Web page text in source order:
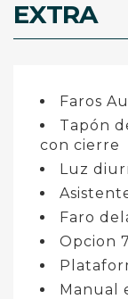
EXTRA
Faros
Tapón
con cierre
Luz
Faro
Opcion
Manual